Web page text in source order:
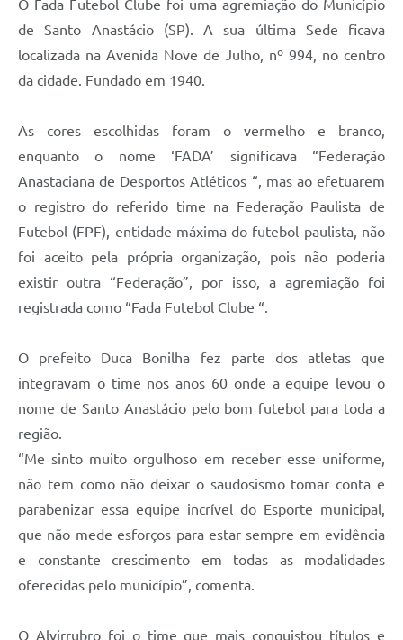
O Fada Futebol Clube foi uma agremiação do Município
de Santo Anastácio (SP). A sua última Sede ficava
localizada na Avenida Nove de Julho, nº 994, no centro
da cidade. Fundado em 1940.
As cores escolhidas foram o vermelho e branco,
enquanto o nome ‘FADA’ significava “Federação
Anastaciana de Desportos Atléticos “, mas ao efetuarem
o registro do referido time na Federação Paulista de
Futebol (FPF), entidade máxima do futebol paulista, não
foi aceito pela própria organização, pois não poderia
existir outra “Federação”, por isso, a agremiação foi
registrada como “Fada Futebol Clube “.
O prefeito Duca Bonilha fez parte dos atletas que
integravam o time nos anos 60 onde a equipe levou o
nome de Santo Anastácio pelo bom futebol para toda a
região.
“Me sinto muito orgulhoso em receber esse uniforme,
não tem como não deixar o saudosismo tomar conta e
parabenizar essa equipe incrível do Esporte municipal,
que não mede esforços para estar sempre em evidência
e constante crescimento em todas as modalidades
oferecidas pelo município”, comenta.
O Alvirrubro foi o time que mais conquistou títulos e